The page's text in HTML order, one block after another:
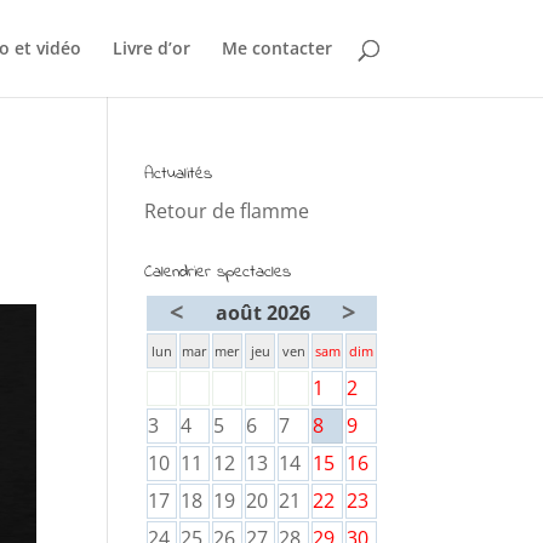
et vidéo Livre d’or Me contacter
Actualités
Retour de flamme
Calendrier spectacles
< août 2026 >
lun mar mer jeu ven sam dim
1
2
3
4 5 6 7 8
9
10 11 12 13 14 15 16
17 18 19 20 21 22 23